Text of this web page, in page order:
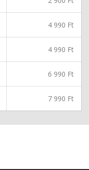
4 990 Ft
4 990 Ft
6 990 Ft
7 990 Ft